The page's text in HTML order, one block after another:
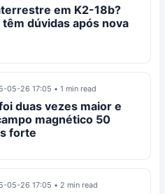
em K2-18b?
dúvidas após nova
05-26 17:05 • 1 min read
duas vezes maior e
magnético 50
forte
05-26 17:05 • 2 min read